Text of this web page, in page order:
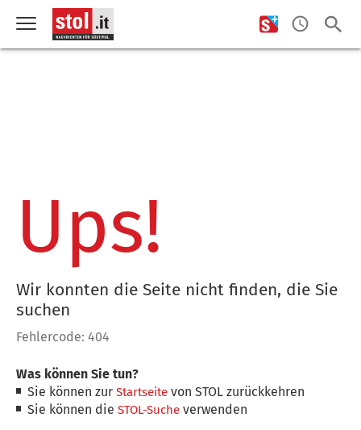
Ups!
Wir konnten die Seite nicht finden, die Sie
suchen
Fehlercode: 404
Was können Sie tun?
Sie können zurStartseite von STOL zurückkehren
Sie können dieSTOL-Suche verwenden